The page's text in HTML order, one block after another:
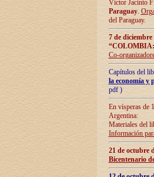
Víctor Jacinto
Paraguay.
del Paraguay.
7 de
Co-
Capítulos del
la economía y
pdf )
En vísperas de
Argentina:
Materiales del
Información
21 de octubre
Bicentenario